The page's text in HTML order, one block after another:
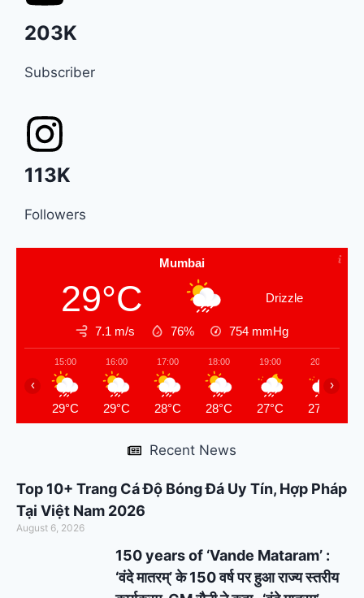
203K
Subscriber
113K
Followers
Mumbai
29°C Drizzle
7.1 m/s 76% 754 mmHg
15:00
29°C
16:00
29°C
17:00
28°C
18:00
28°C
19:00
27°C
20:00
27°C
‹ ›
Recent News
Top 10+ Trang Cá Độ Bóng Đá Uy Tín, Hợp Pháp
Tại Việt Nam 2026
August 6, 2026
150 years of ‘Vande Mataram’ :
‘वंदे मातरम्’ के 150 वर्ष पर हुआ राज्य स्तरीय